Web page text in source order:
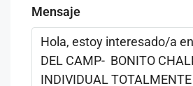
Mensaje